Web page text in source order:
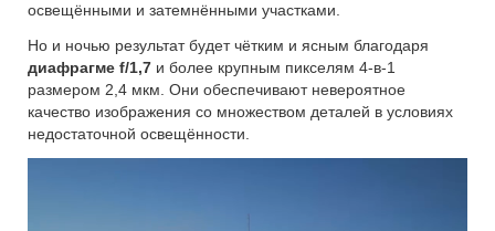
освещёнными и затемнёнными участками.
Но и ночью результат будет чётким и ясным благодаря
диафрагме f/1,7 и более крупным пикселям 4-в-1
размером 2,4 мкм. Они обеспечивают невероятное
качество изображения со множеством деталей в условиях
недостаточной освещённости.